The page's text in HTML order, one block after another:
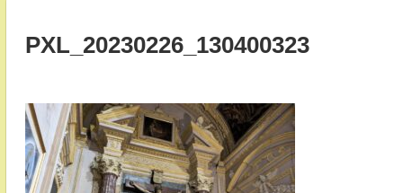
PXL_20230226_130400323